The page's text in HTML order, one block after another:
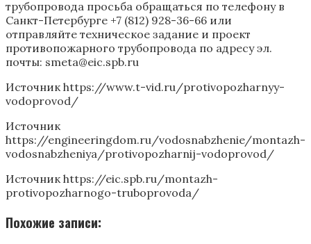
трубопровода просьба обращаться по телефону в
Санкт-Петербурге +7 (812) 928-36-66 или
отправляйте техническое задание и проект
противопожарного трубопровода по адресу эл.
почты: smeta@eic.spb.ru
Источникhttps://www.t-vid.ru/protivopozharnyy-
vodoprovod/
Источник
https://engineeringdom.ru/vodosnabzhenie/montazh-
vodosnabzheniya/protivopozharnij-vodoprovod/
Источникhttps://eic.spb.ru/montazh-
protivopozharnogo-truboprovoda/
Похожие записи: